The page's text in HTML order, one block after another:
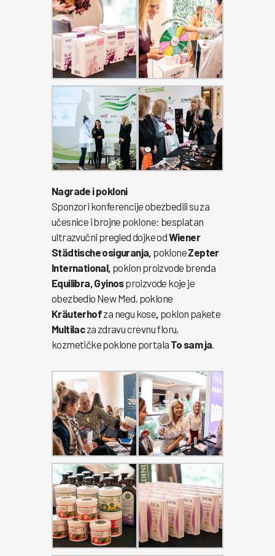
Nagrade i pokloni
Sponzori konferencije obezbedili su za
učesnice i brojne poklone: besplatan
ultrazvučni pregled dojke odWiener
Städtische osiguranja, pokloneZepter
International, poklon proizvode brenda
Equilibra, Gyinosproizvode koje je
obezbedio New Med, poklone
Kräuterhofza negu kose poklon pakete
Multilacza zdravu crevnu floru,
kozmetičke poklone portala To sam ja